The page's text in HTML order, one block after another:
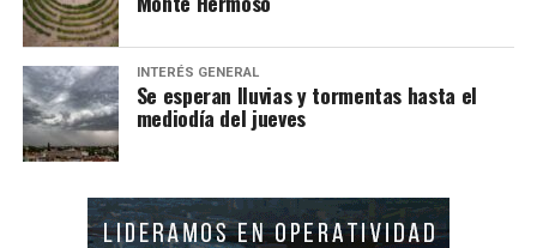
INTERÉS GENERAL
Se esperan lluvias y tormentas hasta el
mediodía del jueves